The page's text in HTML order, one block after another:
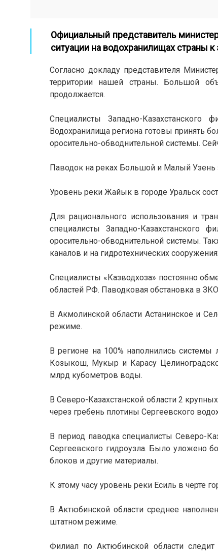
Официальный представитель
ситуации на водохранилищах страны
Согласно докладу представителя
территории нашей страны. Большой
продолжается.
Специалисты Западно-Казахстанского
Водохранилища региона готовы принять
оросительно-обводнительной системы.
Паводок на реках Большой и Малый Узень
Уровень реки Жайык в городе Уральск
Для рационального использования и
специалисты Западно-Казахстанского
оросительно-обводнительной системы.
каналов и на гидротехнических
Специалисты «Казводхоза» постоянно
областей РФ. Паводковая обстановка в
В Акмолинской области Астанинское и
режиме.
В регионе на 100% наполнились
Козыкош, Мукыр и Карасу
млрд кубометров воды.
В Северо-Казахстанской области 2
через гребень плотины Сергеевского
В период паводка специалисты Северо-
Сергеевского гидроузла. Было уложено
блоков и другие материалы.
К этому часу уровень реки Есиль в черте
В Актюбинской области среднее
штатном режиме.
Филиал по Актюбинской области